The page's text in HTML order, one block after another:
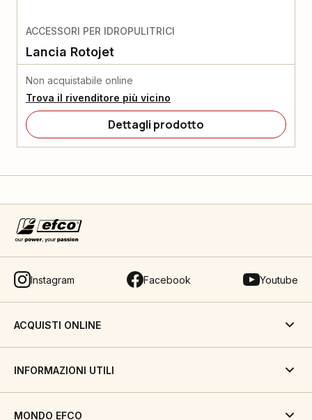
ACCESSORI PER IDROPULITRICI
Lancia Rotojet
Non acquistabile online
Trova il rivenditore più vicino
Dettagli prodotto
Instagram Facebook Youtube
ACQUISTI ONLINE
INFORMAZIONI UTILI
MONDO EFCO